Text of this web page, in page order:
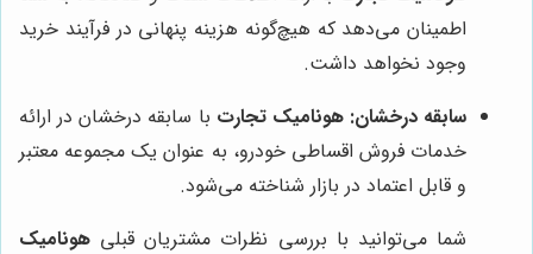
اطمینان می‌دهد که هیچ‌گونه هزینه پنهانی در فرآیند خرید
وجود نخواهد داشت.
سابقه درخشان: هونامیک تجارت با سابقه درخشان در ارائه
خدمات فروش اقساطی خودرو، به عنوان یک مجموعه معتبر
و قابل اعتماد در بازار شناخته می‌شود.
شما می‌توانید با بررسی نظرات مشتریان قبلی هونامیک